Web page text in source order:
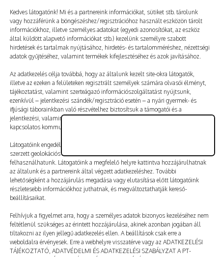
Kedves látogatónk! Mi és a partnereink információkat, sütiket stb. tárolunk
vagy hozzáférünk a böngészéshez/regisztrációhoz használt eszközön tárolt
információkhoz, illetve személyes adatokat (egyedi azonosítókat, az eszköz
által küldött alapvető információkat stb.) kezelünk személyre szabott
hirdetések és tartalmak nyújtásához, hirdetés- és tartalomméréshez, nézettségi
adatok gyűjtéséhez, valamint termékek kifejlesztéséhez és azok javításához.
Az adatkezelés célja továbbá, hogy az általunk kezelt site-okra látogatók,
illetve az ezeken a felületeken regisztrált személyek számára olvasói élményt,
tájékoztatást, valamint szerteágazó információszolgáltatást nyújtsunk,
ezenkívül – jelentkezési szándék/regisztráció esetén – a nyári gyermek- és
ifjúsági táborainkban való részvételhez biztosítsuk a támogatói és a
jelentkezési, valamint a számlázási feltételeket és a táborszervezéssel
kapcsolatos kommunikációt.
Látogatóink engedélyével mi és a partnereink eszközleolvasásos módszerrel
szerzett geolokációs adatokat és azonosítási információkat is
felhasználhatunk. Látogatóink a megfelelő helyre kattintva hozzájárulhatnak
az általunk és a partnereink által végzett adatkezeléshez. További
lehetőségként a hozzájárulás megadása vagy elutasítása előtt látogatóink
részletesebb információkhoz juthatnak, és megváltoztathatják kereső-
beállításaikat.
Felhívjuk a figyelmet arra, hogy a személyes adatok bizonyos kezeléséhez nem
feltétlenül szükséges az érintett hozzájárulása, akinek azonban jogában áll
tiltakozni az ilyen jellegű adatkezelés ellen. A beállítások csak erre a
weboldalra érvényesek. Erre a webhelyre visszatérve vagy az ADATKEZELÉSI
TÁJÉKOZTATÓ, ADATVÉDELMI ÉS ADATKEZELÉSI SZABÁLYZAT A PT-
Vélemény, hozzászólás?
Az e-mail-címet nem tesszük közzé. A kötelező mezőket
*karakterrel jelöltük
A nevem, e-mail-címem, és weboldalcímem mentése
a böngészőben a következő hozzászólásomhoz.